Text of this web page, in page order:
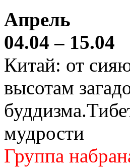
Апрель
04.04 – 15.04
Китай: от
высотам
мудрости
Группа